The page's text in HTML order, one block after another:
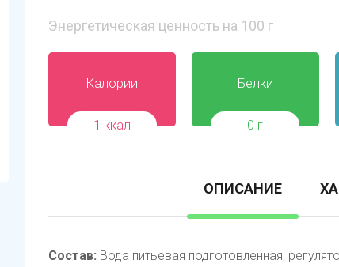
Энергетическая ценность на 100 г
Калории
1 ккал
Белки
0 г
ОПИСАНИЕ
Состав: Вода питьевая подготовленная,